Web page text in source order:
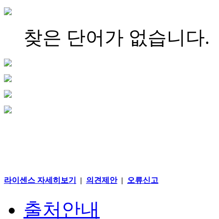
찾은 단어가 없습니다.
라이센스 자세히보기 | 의견제안| 오류신고
출처안내